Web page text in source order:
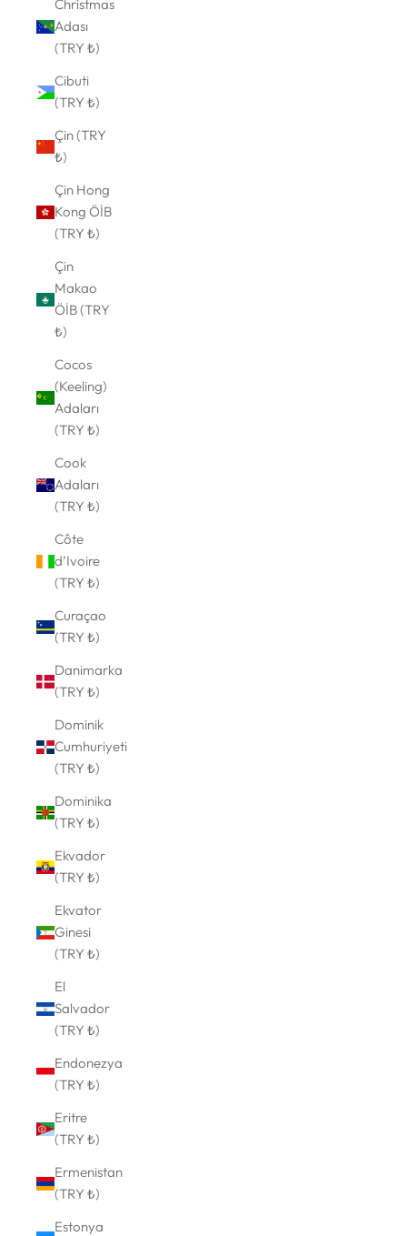
Christmas
Adası
(TRY ₺)
Cibuti
(TRY ₺)
Çin (TRY
₺)
Çin Hong
Kong ÖİB
(TRY ₺)
Çin
Makao
ÖİB (TRY
₺)
Cocos
(Keeling)
Adaları
(TRY ₺)
Cook
Adaları
(TRY ₺)
Côte
d’Ivoire
(TRY ₺)
Curaçao
(TRY ₺)
Danimarka
(TRY ₺)
Dominik
Cumhuriyeti
(TRY ₺)
Dominika
(TRY ₺)
Ekvador
(TRY ₺)
Ekvator
Ginesi
(TRY ₺)
El
Salvador
(TRY ₺)
Endonezya
(TRY ₺)
Eritre
(TRY ₺)
Ermenistan
(TRY ₺)
Estonya